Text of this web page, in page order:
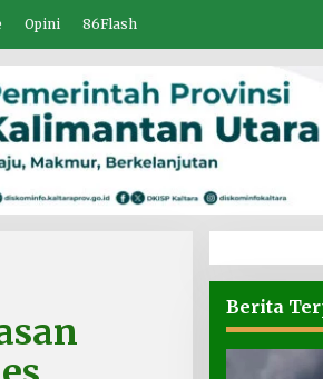
Opini 86Flash
Berita